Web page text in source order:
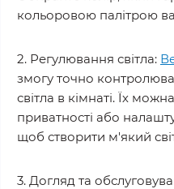
кольоровою палітрою
2. Регулювання світла:
змогу точно
світла в кімнаті. Їх
приватності або
щоб створити м'який
3. Догляд та